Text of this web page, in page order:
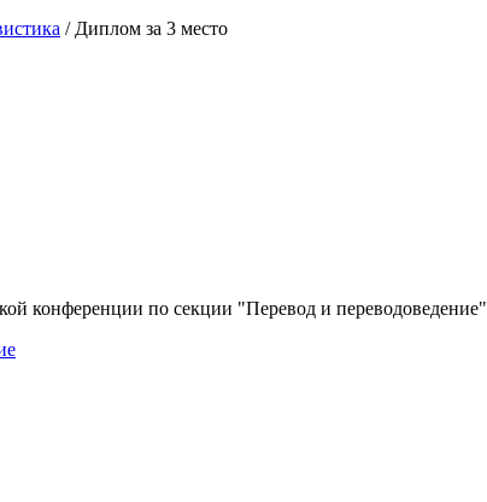
/Диплом за 3 место
конференции по секции "Перевод и переводоведение"